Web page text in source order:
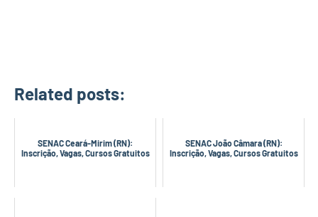
Related posts:
SENAC Ceará-Mirim (RN):
Inscrição, Vagas, Cursos Gratuitos
SENAC João Câmara (RN):
Inscrição, Vagas, Cursos Gratuitos